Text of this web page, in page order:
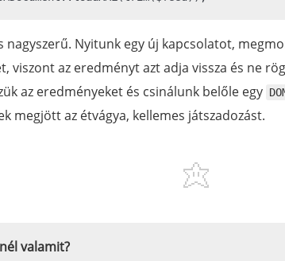
nagyszerű. Nyitunk egy új kapcsolatot,
viszont az eredményt azt adja vissza és ne
az eredményeket és csinálunk belőle egy
megjött az étvágya, kellemes játszadozást.
valamit?